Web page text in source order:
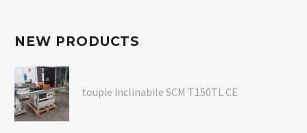
NEW PRODUCTS
toupie inclinabile SCM T150TL CE